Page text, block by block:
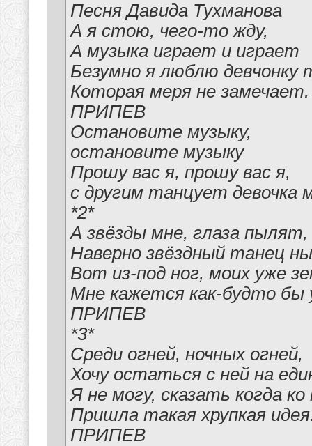
Песня Давида Тухманова
А я стою, чего-то жду,
А музыка играет и играет
Безумно я люблю девчонку
Которая меря не замечает.
ПРИПЕВ
Остановите музыку,
остановите музыку
Прошу вас я, прошу вас я,
с другим танцует девочка
*2*
А звёзды мне, глаза пылят,
Наверно звёздный танец
Вот из-под ног, моих уже
Мне кажется как-будто бы
ПРИПЕВ
*3*
Среди огней, ночных огней,
Хочу остаться с ней на
Я не могу, сказать когда ко
Пришла такая хрупкая
ПРИПЕВ